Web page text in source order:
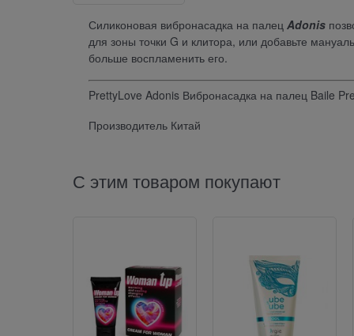
Силиконовая вибронасадка на палец Adonis
для зоны точки G и клитора, или добавьте
больше воспламенить его.
PrettyLove Adonis Вибронасадка на палец Baile
Производитель Китай
С этим товаром покупают